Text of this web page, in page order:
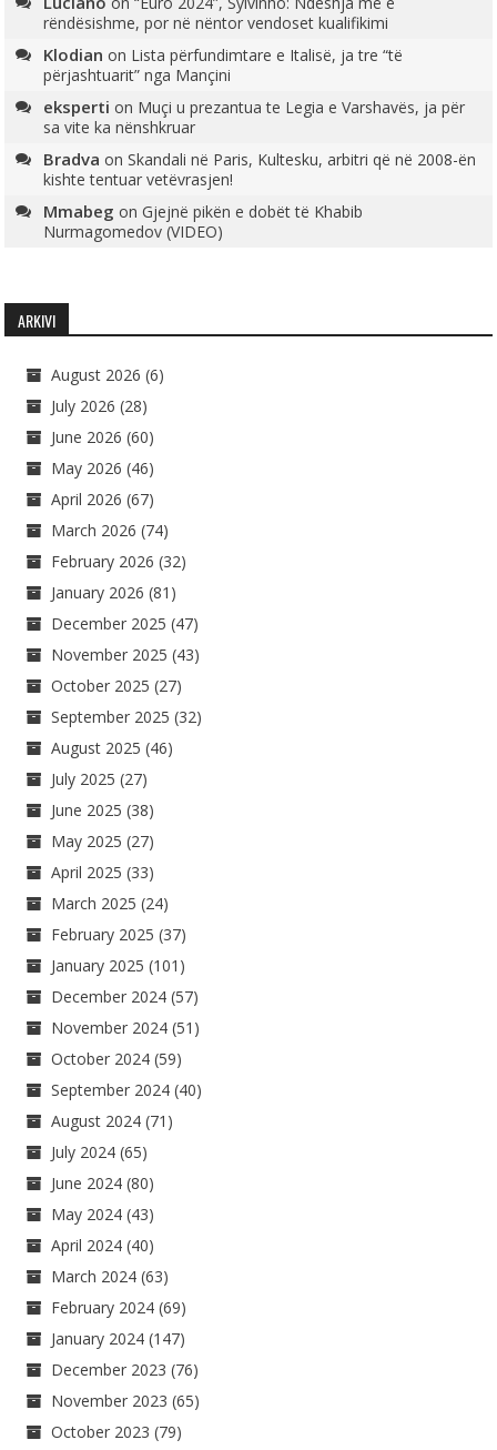
rëndësishme, por në nëntor vendoset kualifikimi
Klodian on Lista përfundimtare e Italisë, ja tre “të
përjashtuarit” nga Mançini
eksperti on Muçi u prezantua te Legia e Varshavës, ja për
sa vite ka nënshkruar
Bradva onSkandali në Paris, Kultesku, arbitri që në 2008-ën
kishte tentuar vetëvrasjen!
Mmabeg onGjejnë pikën e dobët të Khabib
Nurmagomedov (VIDEO)
ARKIVI
August 2026 (6)
July 2026 (28)
June 2026 (60)
May 2026 (46)
April 2026 (67)
March 2026 (74)
February 2026 (32)
January 2026 (81)
December 2025 (47)
November 2025 (43)
October 2025 (27)
September 2025 (32)
August 2025 (46)
July 2025 (27)
June 2025 (38)
May 2025 (27)
April 2025 (33)
March 2025 (24)
February 2025 (37)
January 2025 (101)
December 2024 (57)
November 2024 (51)
October 2024 (59)
September 2024 (40)
August 2024 (71)
July 2024 (65)
June 2024 (80)
May 2024 (43)
April 2024 (40)
March 2024 (63)
February 2024 (69)
January 2024 (147)
December 2023 (76)
November 2023 (65)
October 2023 (79)